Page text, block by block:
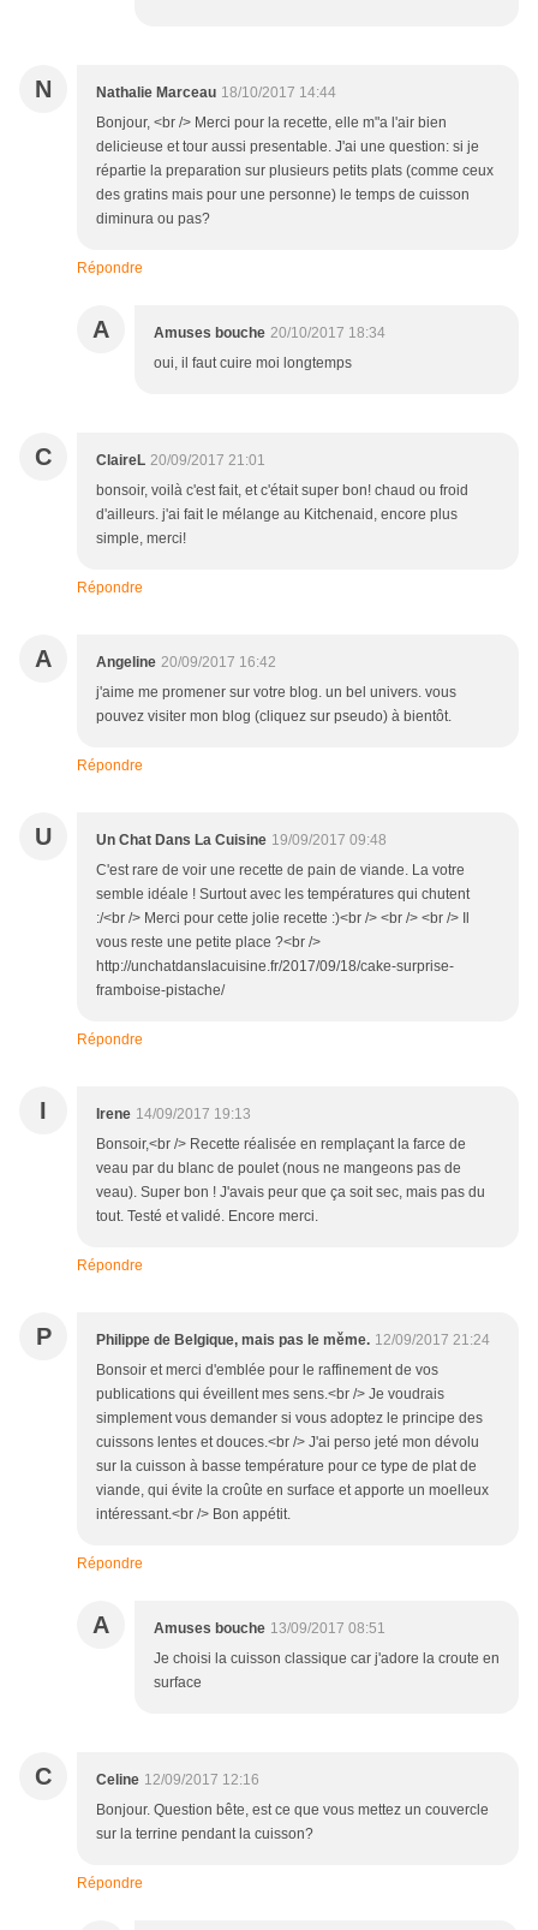
N Nathalie Marceau 18/10/2017 14:44
Bonjour, <br /> Merci pour la recette, elle m"a l'air bien
delicieuse et tour aussi presentable. J'ai une question: si je
répartie la preparation sur plusieurs petits plats (comme ceux
des gratins mais pour une personne) le temps de cuisson
diminura ou pas?
Répondre
A Amuses bouche 20/10/2017 18:34
oui, il faut cuire moi longtemps
C ClaireL 20/09/2017 21:01
bonsoir, voilà c'est fait, et c'était super bon! chaud ou froid
d'ailleurs. j'ai fait le mélange au Kitchenaid, encore plus
simple, merci!
Répondre
A Angeline 20/09/2017 16:42
j'aime me promener sur votre blog. un bel univers. vous
pouvez visiter mon blog (cliquez sur pseudo) à bientôt.
Répondre
U Un Chat Dans La Cuisine 19/09/2017 09:48
C'est rare de voir une recette de pain de viande. La votre
semble idéale ! Surtout avec les températures qui chutent
:/<br /> Merci pour cette jolie recette :)<br /> <br /> <br /> Il
vous reste une petite place ?<br />
http://unchatdanslacuisine.fr/2017/09/18/cake-surprise-
framboise-pistache/
Répondre
I Irene 14/09/2017 19:13
Bonsoir,<br /> Recette réalisée en remplaçant la farce de
veau par du blanc de poulet (nous ne mangeons pas de
veau). Super bon ! J'avais peur que ça soit sec, mais pas du
tout. Testé et validé. Encore merci.
Répondre
P Philippe de Belgique, mais pas le měme. 12/09/2017 21:24
Bonsoir et merci d'emblée pour le raffinement de vos
publications qui éveillent mes sens.<br /> Je voudrais
simplement vous demander si vous adoptez le principe des
cuissons lentes et douces.<br /> J'ai perso jeté mon dévolu
sur la cuisson à basse température pour ce type de plat de
viande, qui évite la croûte en surface et apporte un moelleux
intéressant.<br /> Bon appétit.
Répondre
A Amuses bouche 13/09/2017 08:51
Je choisi la cuisson classique car j'adore la croute en
surface
C Celine 12/09/2017 12:16
Bonjour. Question bête, est ce que vous mettez un couvercle
sur la terrine pendant la cuisson?
Répondre